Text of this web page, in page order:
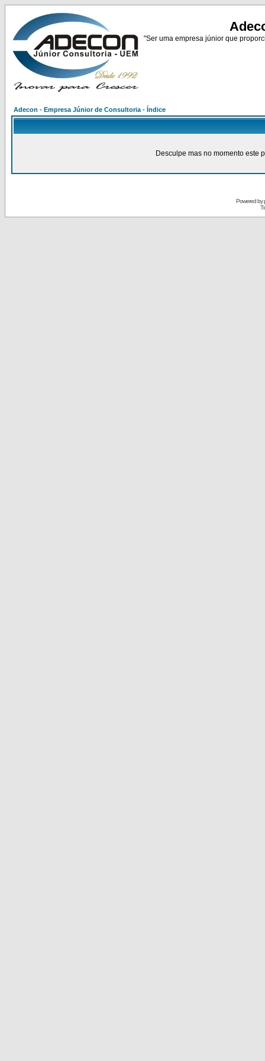
"Ser uma empresa júnior que
Adecon - Empresa Júnior de Consultoria - Índice
Desculpe mas no momento este
Powered by